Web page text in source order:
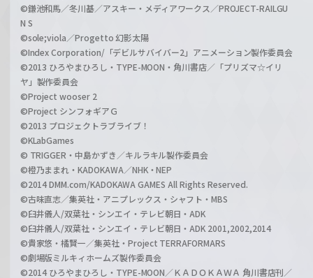
©鎌池和馬／冬川基／アスキー・メディアワークス／PROJECT-RAILGU
N S
©sole;viola／Progetto 幻影太陽
©Index Corporation/「デビルサバイバー2」アニメーション製作委員会
©2013 ひろやまひろし・TYPE-MOON・角川書店／「プリズマ☆イリ
ヤ」製作委員会
©Project wooser 2
©Project シンフォギアＧ
©2013 プロジェクトラブライブ！
©KLabGames
© TRIGGER・中島かずき／キルラキル製作委員会
©橙乃ままれ・KADOKAWA／NHK・NEP
©2014 DMM.com/KADOKAWA GAMES All Rights Reserved.
©古味直志／集英社・アニプレックス・シャフト・MBS
©臼井儀人/双葉社・シンエイ・テレビ朝日・ADK
©臼井儀人/双葉社・シンエイ・テレビ朝日・ADK 2001,2002,2014
©貴家悠・橘賢一／集英社・Project TERRAFORMARS
©劇場版ミルキィホームズ製作委員会
©2014 ひろやまひろし・TYPE-MOON／ＫＡＤＯＫＡＷＡ 角川書店刊／